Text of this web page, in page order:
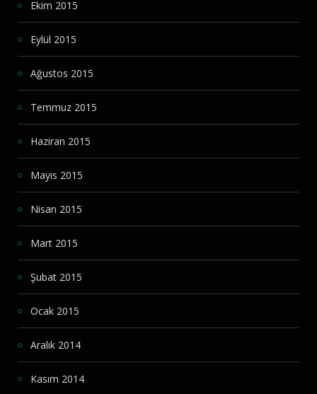
Ekim 2015
Eylül 2015
Ağustos 2015
Temmuz 2015
Haziran 2015
Mayıs 2015
Nisan 2015
Mart 2015
Şubat 2015
Ocak 2015
Aralık 2014
Kasım 2014